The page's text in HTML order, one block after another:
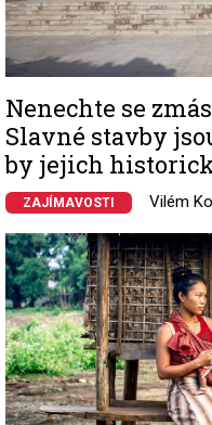
Nenechte se
Slavné stavby
by jejich
ZAJÍMAVOSTI Vilém
Image